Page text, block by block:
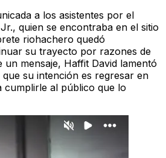
a los asistentes por el
quien se encontraba en el sitio
riohachero quedó
su trayecto por razones de
un mensaje, Haffit David lamentó
su intención es regresar en
al público que lo